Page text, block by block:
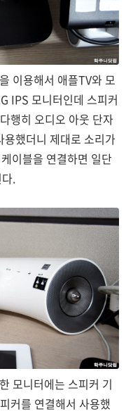
이용해서 애플TV와 모
IPS 모니터인데 스피커
행히 오디오 아웃 단자
했더니 제대로 소리가
이블을 연결하면 일단
.
모니터에는 스피커 기
커를 연결해서 사용했